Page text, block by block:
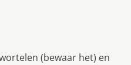
(bewaar het) en